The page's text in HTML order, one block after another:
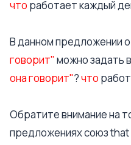
что работает каждый
В данном предложении
говорит" можно задать
она говорит"?что
Обратите внимание на
предложениях союз